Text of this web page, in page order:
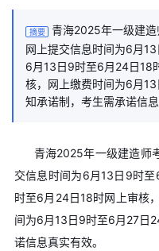
摘要
青海2025年一级建造
网上提交信息时间为6月
6月13日9时至6月24日18
核，网上缴费时间为6月
知承诺制，考生需承诺信息
青海2025年一级建造师
交信息时间为6月13日9时
时至6月24日18时网上审核
间为6月13日9时至6月27日
诺信息真实有效。